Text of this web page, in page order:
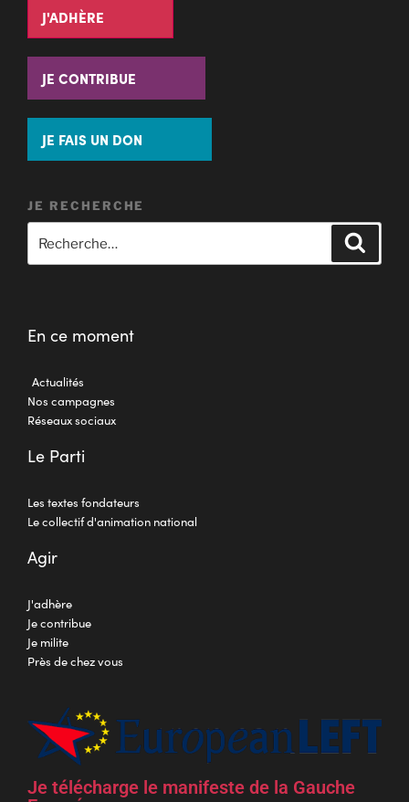
J'ADHÈRE
JE CONTRIBUE
JE FAIS UN DON
JE RECHERCHE
En ce moment
Actualités
Nos campagnes
Réseaux sociaux
Le Parti
Les textes fondateurs
Le collectif d'animation national
Agir
J'adhère
Je contribue
Je milite
Près de chez vous
Je télécharge le manifeste de la Gauche